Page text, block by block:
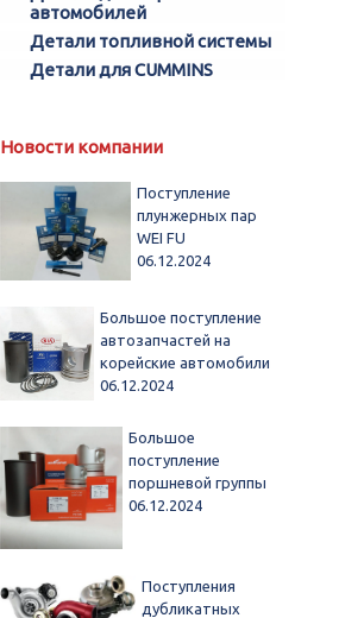
автомобилей
Детали топливной системы
Детали для CUMMINS
Новости компании
Поступление
плунжерных пар
WEI FU
06.12.2024
Большое поступление
автозапчастей на
корейские автомобили
06.12.2024
Большое
поступление
поршневой группы
06.12.2024
Поступления
дубликатных